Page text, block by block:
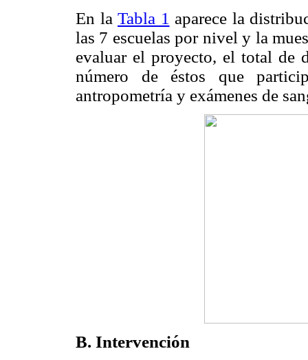
En la Tabla 1 aparece la
las 7 escuelas por nivel y la
evaluar el proyecto, el total de
número de éstos que
antropometría y exámenes de
B. Intervención